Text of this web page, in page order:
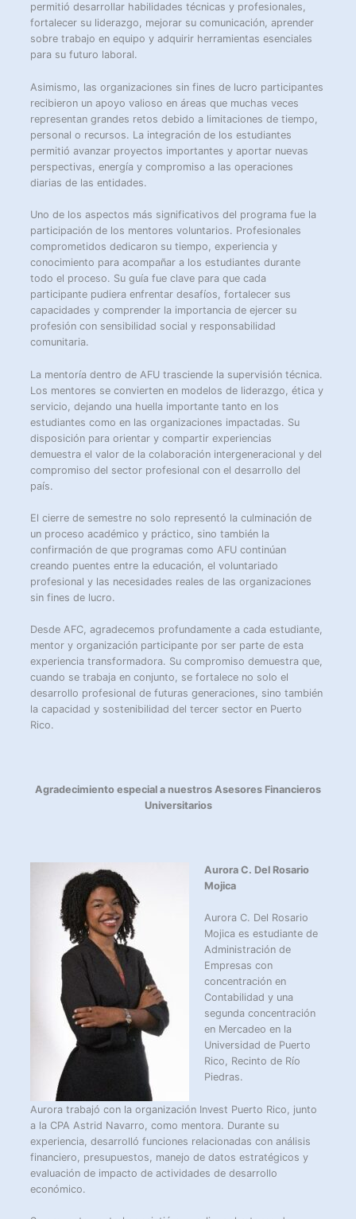
permitió desarrollar habilidades técnicas y profesionales,
fortalecer su liderazgo, mejorar su comunicación, aprender
sobre trabajo en equipo y adquirir herramientas esenciales
para su futuro laboral.
Asimismo, las organizaciones sin fines de lucro participantes
recibieron un apoyo valioso en áreas que muchas veces
representan grandes retos debido a limitaciones de tiempo,
personal o recursos. La integración de los estudiantes
permitió avanzar proyectos importantes y aportar nuevas
perspectivas, energía y compromiso a las operaciones
diarias de las entidades.
Uno de los aspectos más significativos del programa fue la
participación de los mentores voluntarios. Profesionales
comprometidos dedicaron su tiempo, experiencia y
conocimiento para acompañar a los estudiantes durante
todo el proceso. Su guía fue clave para que cada
participante pudiera enfrentar desafíos, fortalecer sus
capacidades y comprender la importancia de ejercer su
profesión con sensibilidad social y responsabilidad
comunitaria.
La mentoría dentro de AFU trasciende la supervisión técnica.
Los mentores se convierten en modelos de liderazgo, ética y
servicio, dejando una huella importante tanto en los
estudiantes como en las organizaciones impactadas. Su
disposición para orientar y compartir experiencias
demuestra el valor de la colaboración intergeneracional y del
compromiso del sector profesional con el desarrollo del
país.
El cierre de semestre no solo representó la culminación de
un proceso académico y práctico, sino también la
confirmación de que programas como AFU continúan
creando puentes entre la educación, el voluntariado
profesional y las necesidades reales de las organizaciones
sin fines de lucro.
Desde AFC, agradecemos profundamente a cada estudiante,
mentor y organización participante por ser parte de esta
experiencia transformadora. Su compromiso demuestra que,
cuando se trabaja en conjunto, se fortalece no solo el
desarrollo profesional de futuras generaciones, sino también
la capacidad y sostenibilidad del tercer sector en Puerto
Rico.
Agradecimiento especial a nuestros Asesores Financieros
Universitarios
Aurora C. Del Rosario
Mojica
Aurora C. Del Rosario
Mojica es estudiante de
Administración de
Empresas con
concentración en
Contabilidad y una
segunda concentración
en Mercadeo en la
Universidad de Puerto
Rico, Recinto de Río
Piedras.
Aurora trabajó con la organización Invest Puerto Rico, junto
a la CPA Astrid Navarro, como mentora. Durante su
experiencia, desarrolló funciones relacionadas con análisis
financiero, presupuestos, manejo de datos estratégicos y
evaluación de impacto de actividades de desarrollo
económico.